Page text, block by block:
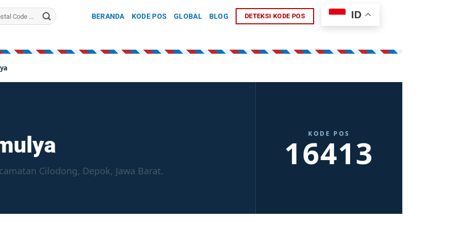
BERANDA KODE POS GLOBAL BLOG DETEKSI KODE POS ID
Cilodong, Depok, Jawa Barat.
KODE POS
16413